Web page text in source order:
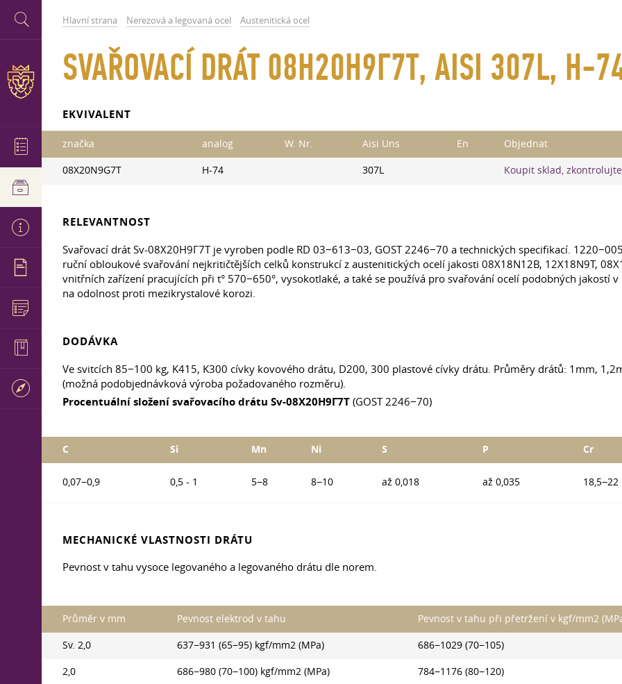
Hlavní strana Nerezová a legovaná ocel Austenitická ocel
SVAŘOVACÍ DRÁT 08H20Н9Г7Т, AISI 307L, Н-
EKVIVALENT
značka analog W. Nr. Aisi Uns En Objednat
08X20N9G7T H-74 307L Koupit sklad,
RELEVANTNOST
Svařovací drát Sv-08Х20Н9Г7Т je vyroben podle RD 03−613−03, GOST 2246−70 a technických specifikací.
ruční obloukové svařování nejkritičtějších celků konstrukcí z austenitických ocelí jakosti 08X18N12B, 12X18N9T,
vnitřních zařízení pracujících při t° 570−650°, vysokotlaké, a také se používá pro svařování ocelí podobných jakostí
na odolnost proti mezikrystalové korozi.
DODÁVKA
Ve svitcích 85−100 kg, K415, K300 cívky kovového drátu, D200, 300 plastové cívky drátu. Průměry drátů: 1mm,
(možná podobjednávková výroba požadovaného rozměru).
Procentuální složení svařovacího drátu Sv-08Х20Н9Г7Т (GOST 2246−70)
C Si Mn Ni S P Cr
0,07−0,9 0,5 - 1 5−8 8−10 až 0,018 až 0,035 18,5−22
MECHANICKÉ VLASTNOSTI DRÁTU
Pevnost v tahu vysoce legovaného a legovaného drátu dle norem.
Průměr v mm Pevnost elektrod v tahu Pevnost v tahu při přetržení v kgf/mm2
Sv. 2,0 637−931 (65−95) kgf/mm2 (MPa) 686−1029 (70−105)
2,0 686−980 (70−100) kgf/mm2 (MPa) 784−1176 (80−120)